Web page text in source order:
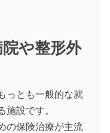
や整形外
っとも一般的な就
施設です。
の保険治療が主流